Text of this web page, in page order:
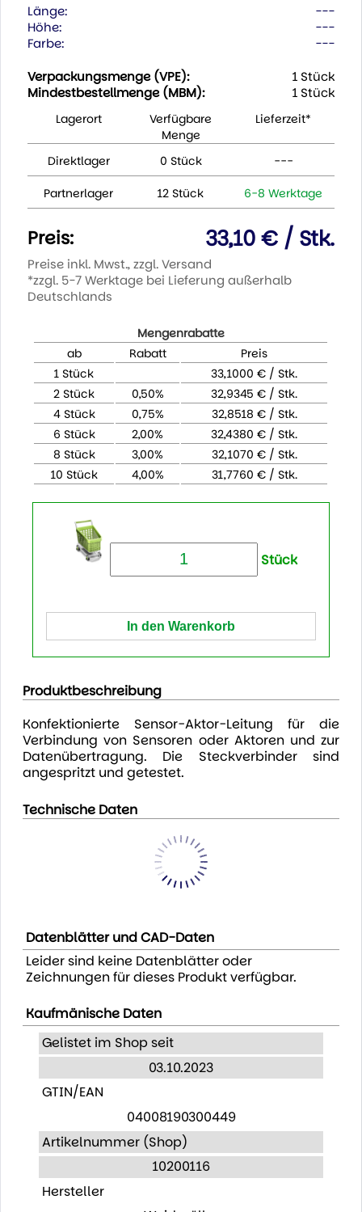
Länge:
---
Höhe:
---
Farbe:
---
Verpackungsmenge (VPE):
1 Stück
Mindestbestellmenge (MBM):
1 Stück
Lagerort
Verfügbare
Menge
Lieferzeit*
Direktlager 0 Stück ---
Partnerlager 12 Stück 6-8 Werktage
Preis: 33,10 € / Stk.
Preise inkl. Mwst., zzgl. Versand
*zzgl. 5-7 Werktage bei Lieferung außerhalb
Deutschlands
Mengenrabatte
ab
Rabatt
Preis
1 Stück
33,1000 € / Stk.
2 Stück
0,50%
32,9345 € / Stk.
4 Stück
0,75%
32,8518 € / Stk.
6 Stück
2,00%
32,4380 € / Stk.
8 Stück
3,00%
32,1070 € / Stk.
10 Stück
4,00% 31,7760 € / Stk.
Stück
Produktbeschreibung
Konfektionierte Sensor-Aktor-Leitung für die
Verbindung von Sensoren oder Aktoren und zur
Datenübertragung. Die Steckverbinder sind
angespritzt und getestet.
Technische Daten
Datenblätter und CAD-Daten
Leider sind keine Datenblätter oder
Zeichnungen für dieses Produkt verfügbar.
Kaufmänische Daten
Gelistet im Shop seit
03.10.2023
GTIN/EAN
04008190300449
Artikelnummer (Shop)
10200116
Hersteller